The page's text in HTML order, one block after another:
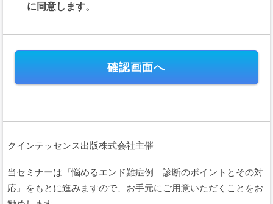
本規約には、本サービスの提供条件及び当社と登録ユーザー（以下「ユーザー」
ります。
第１条（規約の適用）
る場合に、当該会員と当社との間に適用されます。
的に適用され、本規約の一部を構成します。会員及びユーザーは、本サー
項目に同意したこととみなされます。
当社が当社ウェブサイト上で掲載する本サービス利用に関するルール
（URL）は、本規約の一部を構成します。
に同意します。
クインテッセンス出版株式会社主催
当セミナーは『悩めるエンド難症例 診断のポイントとその対
応』をもとに進みますので、お手元にご用意いただくことをお